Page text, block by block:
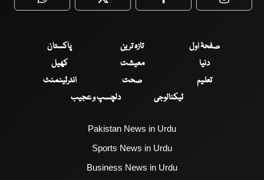
WhatsApp Twitter Facebook
صفحۂ اول تازہ ترین
پاکستان
دنیا
معیشت
کھیل
تعلیم
صحت
انٹرٹینمنٹ
ٹیکنالوجی
دلچسپ و عجیب
Pakistan News in Urdu
Sports News in Urdu
Business News in Urdu